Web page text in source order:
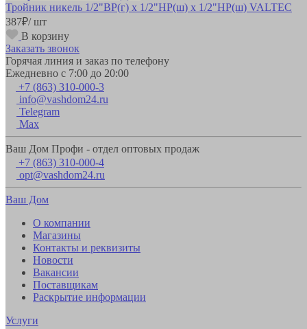
Тройник никель 1/2"ВР(г) х 1/2"НР(ш) х 1/2"НР(ш) VALTEC
387₽/ шт
В корзину
Заказать звонок
Горячая линия и заказ по телефону
Ежедневно с 7:00 до 20:00
+7 (863) 310-000-3
info@vashdom24.ru
Telegram
Max
Ваш Дом Профи - отдел оптовых продаж
+7 (863) 310-000-4
opt@vashdom24.ru
Ваш Дом
О компании
Магазины
Контакты и реквизиты
Новости
Вакансии
Поставщикам
Раскрытие информации
Услуги